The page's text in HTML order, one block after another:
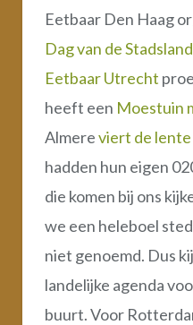
Eetbaar Den Haag
Dag van de
Eetbaar Utrecht
heeft een Moestuin
Almereviert de lente
hadden hun eigen
die komen bij ons
we een heleboel
niet genoemd. Dus
landelijke agenda
buurt. Voor